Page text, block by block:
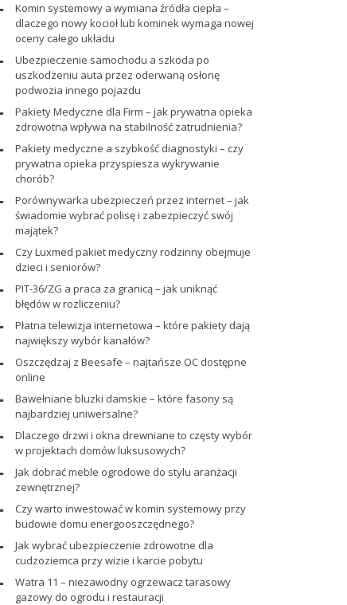
Komin systemowy a wymiana źródła ciepła –
dlaczego nowy kocioł lub kominek wymaga nowej
oceny całego układu
Ubezpieczenie samochodu a szkoda po
uszkodzeniu auta przez oderwaną osłonę
podwozia innego pojazdu
Pakiety Medyczne dla Firm – jak prywatna opieka
zdrowotna wpływa na stabilność zatrudnienia?
Pakiety medyczne a szybkość diagnostyki – czy
prywatna opieka przyspiesza wykrywanie
chorób?
Porównywarka ubezpieczeń przez internet – jak
świadomie wybrać polisę i zabezpieczyć swój
majątek?
Czy Luxmed pakiet medyczny rodzinny obejmuje
dzieci i seniorów?
PIT-36/ZG a praca za granicą – jak uniknąć
błędów w rozliczeniu?
Płatna telewizja internetowa – które pakiety dają
największy wybór kanałów?
Oszczędzaj z Beesafe – najtańsze OC dostępne
online
Bawełniane bluzki damskie – które fasony są
najbardziej uniwersalne?
Dlaczego drzwi i okna drewniane to częsty wybór
w projektach domów luksusowych?
Jak dobrać meble ogrodowe do stylu aranżacji
zewnętrznej?
Czy warto inwestować w komin systemowy przy
budowie domu energooszczędnego?
Jak wybrać ubezpieczenie zdrowotne dla
cudzoziemca przy wizie i karcie pobytu
Watra 11 – niezawodny ogrzewacz tarasowy
gazowy do ogrodu i restauracji